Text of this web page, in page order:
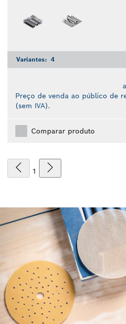
Variantes: 4
Preço de venda ao público de
(sem IVA).
Comparar produto
1